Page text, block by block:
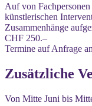
Auf von
künstle­rischen
Zusammenhänge
CHF 250.–
Termine auf Anfrage
Zusätzliche
Von Mitte Juni bis